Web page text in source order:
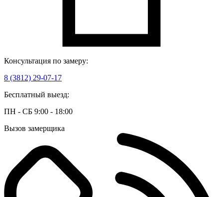
Консультация по замеру:
8 (3812) 29-07-17
Бесплатный выезд:
ПН - СБ 9:00 - 18:00
Вызов замерщика